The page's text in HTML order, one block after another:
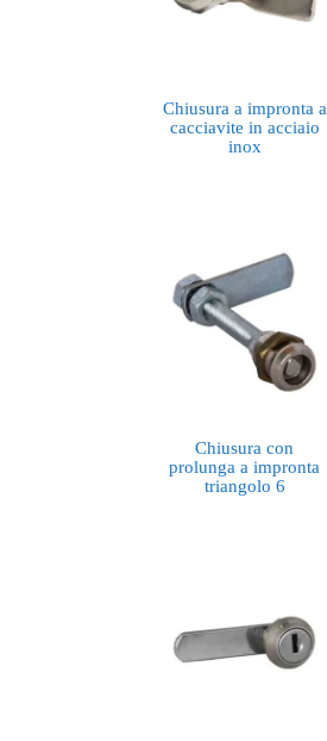
Chiusura a impronta a
cacciavite in acciaio
inox
Chiusura con
prolunga a impronta
triangolo 6